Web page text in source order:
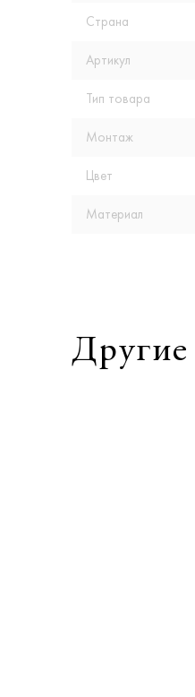
Страна
Артикул
Тип товара
Монтаж
Цвет
Материал